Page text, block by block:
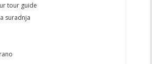
tour guide
suradnja